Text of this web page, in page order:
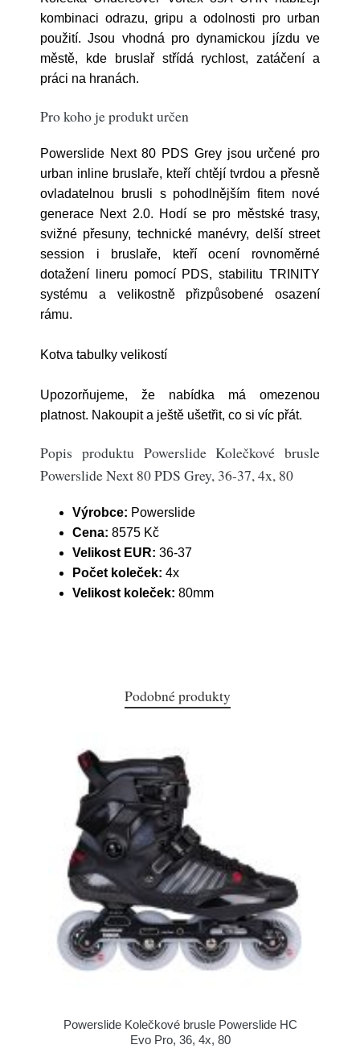
kombinaci odrazu, gripu a odolnosti pro urban
použití. Jsou vhodná pro dynamickou jízdu ve
městě, kde bruslař střídá rychlost, zatáčení a
práci na hranách.
Pro koho je produkt určen
Powerslide Next 80 PDS Grey jsou určené pro
urban inline bruslaře, kteří chtějí tvrdou a přesně
ovladatelnou brusli s pohodlnějším fitem nové
generace Next 2.0. Hodí se pro městské trasy,
svižné přesuny, technické manévry, delší street
session i bruslaře, kteří ocení rovnoměrné
dotažení lineru pomocí PDS, stabilitu TRINITY
systému a velikostně přizpůsobené osazení
rámu.
Kotva tabulky velikostí
Upozorňujeme, že nabídka má omezenou
platnost. Nakoupit a ještě ušetřit, co si víc přát.
Popis produktu Powerslide Kolečkové brusle
Powerslide Next 80 PDS Grey, 36-37, 4x, 80
Výrobce: Powerslide
Cena: 8575 Kč
Velikost EUR: 36-37
Počet koleček: 4x
Velikost koleček: 80mm
Podobné produkty
Powerslide Kolečkové brusle Powerslide HC
Evo Pro, 36, 4x, 80